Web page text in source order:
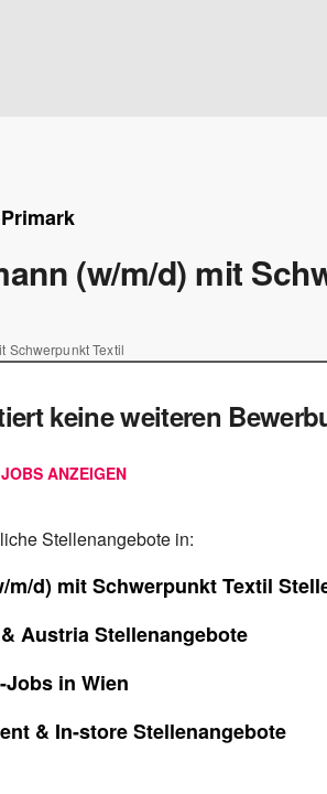
Primark
(w/m/d) mit
Schwerpunkt Textil
keine weiteren
ANZEIGEN
Stellenangebote in:
d) mit Schwerpunkt Textil
Austria Stellenangebote
Jobs in Wien
& In-store Stellenangebote